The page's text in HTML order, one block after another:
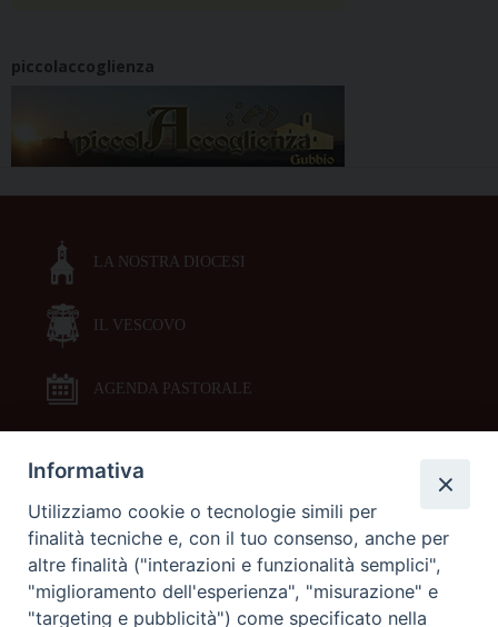
piccolaccoglienza
LA NOSTRA DIOCESI
IL VESCOVO
AGENDA PASTORALE
DOCUMENTI PASTORALI
ORARI MESSE
LITURGIA DELLE ORE
Informativa
Utilizziamo cookie o tecnologie simili per
finalità tecniche e, con il tuo consenso, anche per
altre finalità ("interazioni e funzionalità semplici",
"miglioramento dell'esperienza", "misurazione" e
"targeting e pubblicità") come specificato nella